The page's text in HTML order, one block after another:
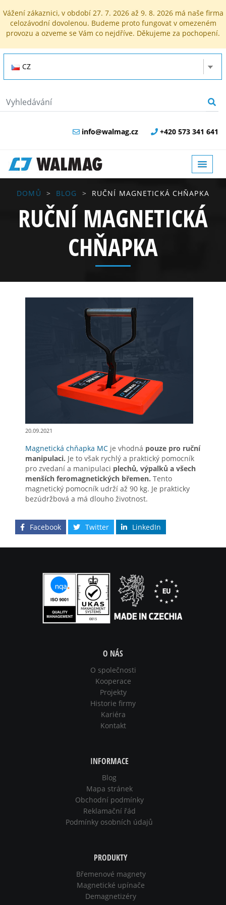
Vážení zákaznici, v období 27. 7. 2026 až 9. 8. 2026 má naše firma
celozávodní dovolenou. Budeme proto fungovat v omezeném
provozu a ozveme se Vám co nejdříve. Děkujeme za pochopení.
CZ
+420 573 341 641
info@walmag.cz
DOMŮ BLOG RUČNÍ MAGNETICKÁ CHŇAPKA
RUČNÍ MAGNETICKÁ
CHŇAPKA
20.09.2021
Magnetická chňapka MC je vhodná pouze pro ruční
manipulaci. Je to však rychlý a praktický pomocník
pro zvedaní a manipulaci plechů, výpalků a všech
menších feromagnetických břemen. Tento
magnetický pomocník udrží až 90 kg. Je prakticky
bezúdržbová a má dlouho životnost.
Facebook Twitter LinkedIn
O NÁS
O společnosti
Kooperace
Projekty
Historie firmy
Kariéra
Kontakt
INFORMACE
Blog
Mapa stránek
Obchodní podmínky
Reklamační řád
Podmínky osobních údajů
PRODUKTY
Břemenové magnety
Magnetické upínače
Demagnetizéry